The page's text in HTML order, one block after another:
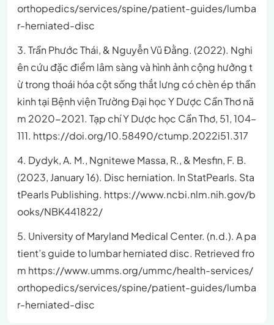
orthopedics/services/spine/patient-guides/lumba
r-herniated-disc
3. Trần Phước Thái, & Nguyễn Vũ Đằng. (2022). Nghi
ên cứu đặc điểm lâm sàng và hình ảnh cộng hưởng t
ừ trong thoái hóa cột sống thắt lưng có chèn ép thần
kinh tại Bệnh viện Trường Đại học Y Dược Cần Thơ nă
m 2020-2021. Tạp chí Y Dược học Cần Thơ, 51, 104–
111. https://doi.org/10.58490/ctump.2022i51.317
4. Dydyk, A. M., Ngnitewe Massa, R., & Mesfin, F. B.
(2023, January 16). Disc herniation. In StatPearls. Sta
tPearls Publishing. https://www.ncbi.nlm.nih.gov/b
ooks/NBK441822/
5. University of Maryland Medical Center. (n.d.). A pa
tient’s guide to lumbar herniated disc. Retrieved fro
m https://www.umms.org/ummc/health-services/
orthopedics/services/spine/patient-guides/lumba
r-herniated-disc